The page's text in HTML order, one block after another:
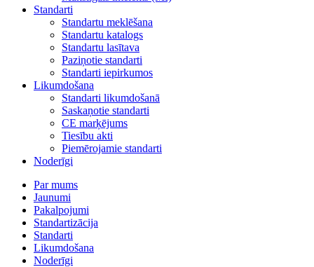
Standarti
Standartu meklēšana
Standartu katalogs
Standartu lasītava
Paziņotie standarti
Standarti iepirkumos
Likumdošana
Standarti likumdošanā
Saskaņotie standarti
CE marķējums
Tiesību akti
Piemērojamie standarti
Noderīgi
Par mums
Jaunumi
Pakalpojumi
Standartizācija
Standarti
Likumdošana
Noderīgi